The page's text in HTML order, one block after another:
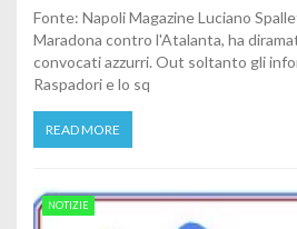
Fonte: Napoli Magazine Luciano
Maradona contro l'Atalanta, ha
convocati azzurri. Out soltanto gli
Raspadori e lo sq
READ MORE
NOTIZIE